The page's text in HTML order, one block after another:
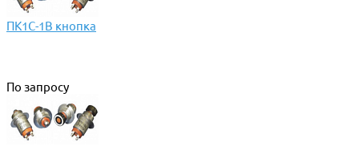
ПК1С-1В кнопка
По запросу